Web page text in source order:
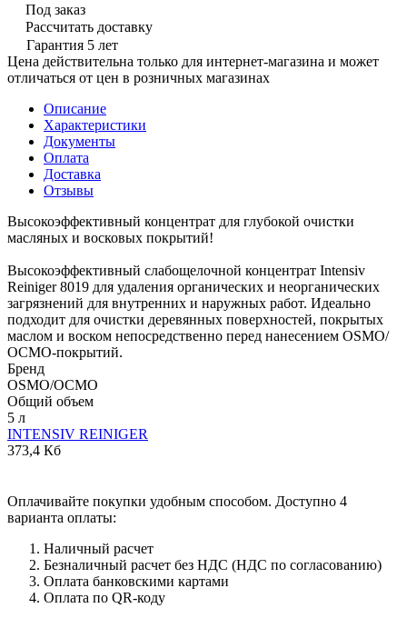
Под заказ
Рассчитать доставку
Гарантия 5 лет
Цена действительна только для интернет-магазина и может
отличаться от цен в розничных магазинах
Описание
Характеристики
Документы
Оплата
Доставка
Отзывы
Высокоэффективный концентрат для глубокой очистки
масляных и восковых покрытий!
Высокоэффективный слабощелочной концентрат Intensiv
Reiniger 8019 для удаления органических и неорганических
загрязнений для внутренних и наружных работ. Идеально
подходит для очистки деревянных поверхностей, покрытых
маслом и воском непосредственно перед нанесением OSMO/
ОСМО-покрытий.
Бренд
OSMO/ОСМО
Общий объем
5 л
INTENSIV REINIGER
373,4 Кб
Оплачивайте покупки удобным способом. Доступно 4
варианта оплаты:
Наличный расчет
Безналичный расчет без НДС (НДС по согласованию)
Оплата банковскими картами
Оплата по QR-коду